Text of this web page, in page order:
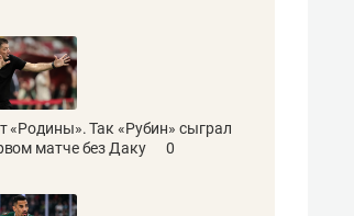
«Родины». Так «Рубин» сыграл
матче без Даку
0